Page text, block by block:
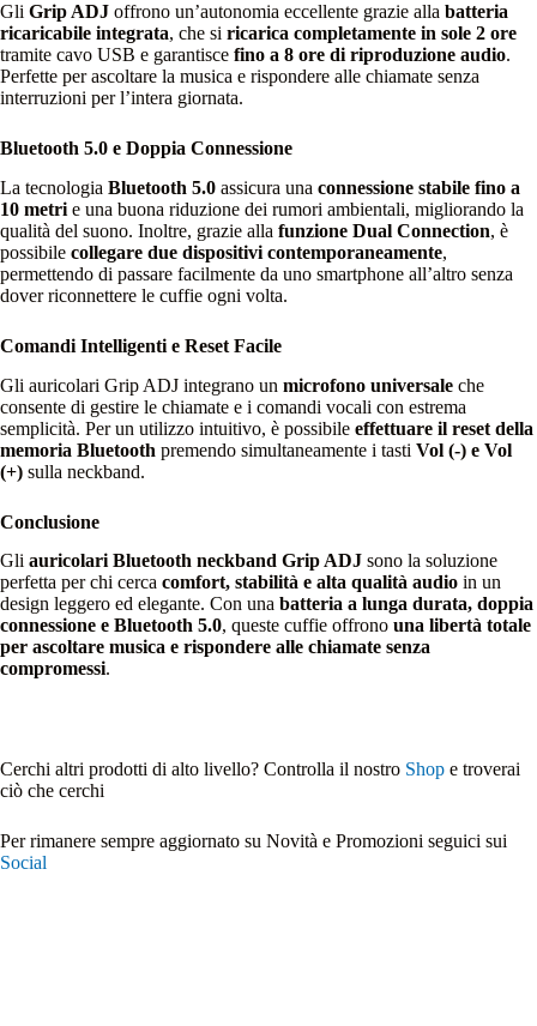
Gli Grip ADJ offrono un’autonomia eccellente grazie alla batteria
ricaricabile integrata, che si ricarica completamente in sole 2 ore
tramite cavo USB e garantisce fino a 8 ore di riproduzione audio.
Perfette per ascoltare la musica e rispondere alle chiamate senza
interruzioni per l’intera giornata.
Bluetooth 5.0 e Doppia Connessione
La tecnologia Bluetooth 5.0 assicura una connessione stabile fino a
10 metri e una buona riduzione dei rumori ambientali, migliorando la
qualità del suono. Inoltre, grazie alla funzione Dual Connection, è
possibile collegare due dispositivi contemporaneamente,
permettendo di passare facilmente da uno smartphone all’altro senza
dover riconnettere le cuffie ogni volta.
Comandi Intelligenti e Reset Facile
Gli auricolari Grip ADJ integrano un microfono universale che
consente di gestire le chiamate e i comandi vocali con estrema
semplicità. Per un utilizzo intuitivo, è possibile effettuare il reset della
memoria Bluetooth premendo simultaneamente i tasti Vol (-) e Vol
(+) sulla neckband.
Conclusione
Gli auricolari Bluetooth neckband Grip ADJ sono la soluzione
perfetta per chi cerca comfort, stabilità e alta qualità audio in un
design leggero ed elegante. Con una batteria a lunga durata, doppia
connessione e Bluetooth 5.0, queste cuffie offrono una libertà totale
per ascoltare musica e rispondere alle chiamate senza
compromessi.
Cerchi altri prodotti di alto livello? Controlla il nostro Shop e troverai
ciò che cerchi
Per rimanere sempre aggiornato su Novità e Promozioni seguici sui
Social